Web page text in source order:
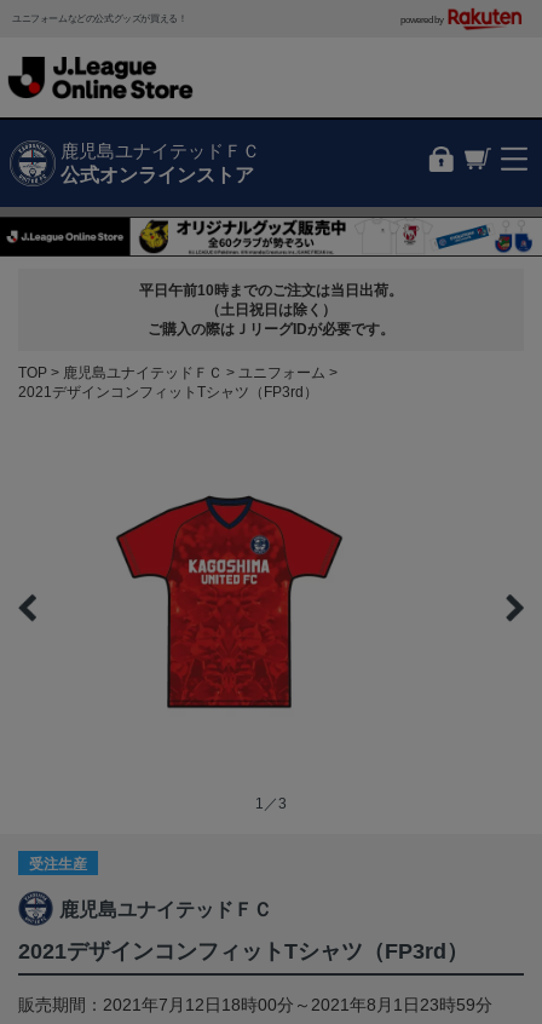
ユニフォームなどの公式グッズが買える！ powered by
鹿児島ユナイテッドＦＣ
公式オンラインストア
平日午前10時までのご注文は当日出荷。
（土日祝日は除く）
ご購入の際はＪリーグIDが必要です。
TOP 鹿児島ユナイテッドＦＣ
ユニフォーム
2021デザインコンフィットTシャツ（FP3rd）
1／3
受注生産
鹿児島ユナイテッドＦＣ
2021デザインコンフィットTシャツ（FP3rd）
販売期間：2021年7月12日18時00分～2021年8月1日23時59分